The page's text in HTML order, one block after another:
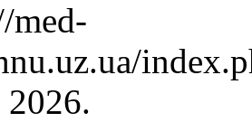
med-
2026.